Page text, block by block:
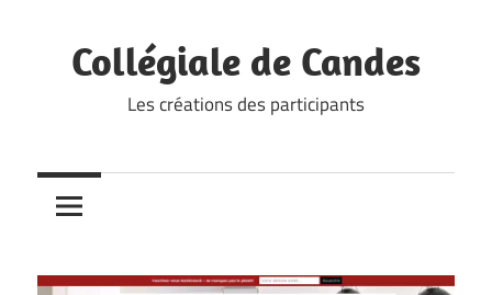
contentCollégiale de Candes
Les créations des participants